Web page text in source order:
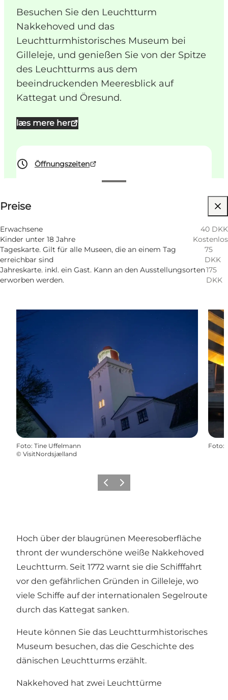
Besuchen Sie den Leuchtturm
Nakkehoved und das
Leuchtturmhistorisches Museum bei
Gilleleje, und genießen Sie von der Spitze
des Leuchtturms aus dem
beeindruckenden Meeresblick auf
Kattegat und Öresund.
læs mere her
Öffnungszeiten
Preise
Erwachsene
40 DKK
Kinder unter 18 Jahre
Kostenlos
Tageskarte. Gilt für alle Museen, die an einem Tag
erreichbar sind
75
DKK
Jahreskarte. inkl. ein Gast. Kann an den Ausstellungsorten
erworben werden.
175
DKK
Kinder, Mir selbst, Mein Partner, Freunde
Foto: Tine Uffelmann
© VisitNordsjælland
Foto:
ZurückWeiter
Hoch über der blaugrünen Meeresoberfläche
thront der wunderschöne weiße Nakkehoved
Leuchtturm. Seit 1772 warnt sie die Schifffahrt
vor den gefährlichen Gründen in Gilleleje, wo
viele Schiffe auf der internationalen Segelroute
durch das Kattegat sanken.
Heute können Sie das Leuchtturmhistorisches
Museum besuchen, das die Geschichte des
dänischen Leuchtturms erzählt.
Nakkehoved hat zwei Leuchttürme